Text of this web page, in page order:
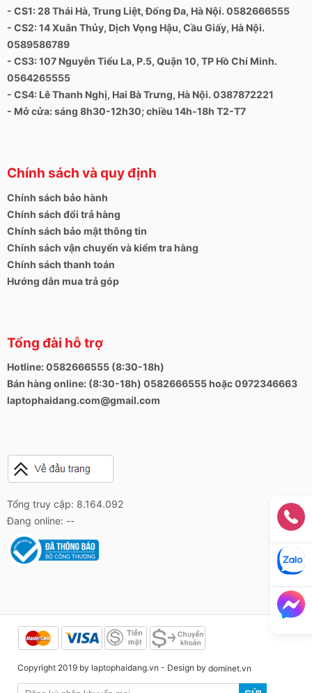
- CS1: 28 Thái Hà, Trung Liệt, Đống Đa, Hà Nội. 0582666555
- CS2: 14 Xuân Thủy, Dịch Vọng Hậu, Cầu Giấy, Hà Nội.
0589586789
- CS3: 107 Nguyễn Tiểu La, P.5, Quận 10, TP Hồ Chí Minh.
0564265555
- CS4: Lê Thanh Nghị, Hai Bà Trưng, Hà Nội. 0387872221
- Mở cửa: sáng 8h30-12h30; chiều 14h-18h T2-T7
Chính sách và quy định
Chính sách bảo hành
Chính sách đổi trả hàng
Chính sách bảo mật thông tin
Chính sách vận chuyển và kiểm tra hàng
Chính sách thanh toán
Hướng dẫn mua trả góp
Tổng đài hỗ trợ
Hotline: 0582666555 (8:30-18h)
Bán hàng online: (8:30-18h) 0582666555 hoặc 0972346663
laptophaidang.com@gmail.com
Tổng truy cập: 8.164.092
Đang online: --
Copyright 2019 by laptophaidang.vn - Design by dominet.vn